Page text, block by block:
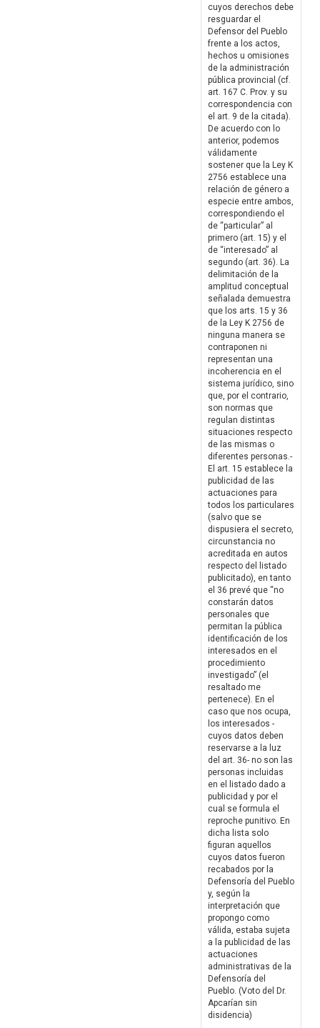
cuyos derechos debe
resguardar el
Defensor del Pueblo
frente a los actos,
hechos u omisiones
de la administración
pública provincial (cf.
art. 167 C. Prov. y su
correspondencia con
el art. 9 de la citada).
De acuerdo con lo
anterior, podemos
válidamente
sostener que la Ley K
2756 establece una
relación de género a
especie entre ambos,
correspondiendo el
de “particular” al
primero (art. 15) y el
de “interesado” al
segundo (art. 36). La
delimitación de la
amplitud conceptual
señalada demuestra
que los arts. 15 y 36
de la Ley K 2756 de
ninguna manera se
contraponen ni
representan una
incoherencia en el
sistema jurídico, sino
que, por el contrario,
son normas que
regulan distintas
situaciones respecto
de las mismas o
diferentes personas.-
El art. 15 establece la
publicidad de las
actuaciones para
todos los particulares
(salvo que se
dispusiera el secreto,
circunstancia no
acreditada en autos
respecto del listado
publicitado), en tanto
el 36 prevé que “no
constarán datos
personales que
permitan la pública
identificación de los
interesados en el
procedimiento
investigado” (el
resaltado me
pertenece). En el
caso que nos ocupa,
los interesados -
cuyos datos deben
reservarse a la luz
del art. 36- no son las
personas incluidas
en el listado dado a
publicidad y por el
cual se formula el
reproche punitivo. En
dicha lista solo
figuran aquellos
cuyos datos fueron
recabados por la
Defensoría del Pueblo
y, según la
interpretación que
propongo como
válida, estaba sujeta
a la publicidad de las
actuaciones
administrativas de la
Defensoría del
Pueblo. (Voto del Dr.
Apcarían sin
disidencia)